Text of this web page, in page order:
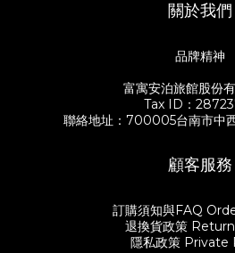
關於我們
品牌精神
富寓安泊旅館股份
Tax ID：
聯絡地址：700005台南市中
顧客服務
訂購須知與FAQ
退換貨政策
隱私政策 Private